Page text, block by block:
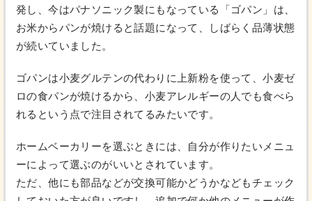
発し、今はパナソニック製にもなっている「ゴパン」は、
お米からパンが焼けると話題になって、しばらく品薄状態
が続いていました。
ゴパンは小麦グルテンの代わりに上新粉を使って、小麦ゼ
ロの食パンが焼けるから、小麦アレルギーの人でも食べら
れるという点で注目されてるみたいです。
ホームベーカリーを選ぶときには、自分が作りたいメニュ
ーによって選ぶのがいいとされています。
ただ、他にも部品などが交換可能かどうかなどもチェック